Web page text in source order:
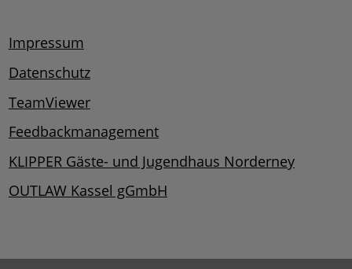
Impressum
Datenschutz
TeamViewer
Feedbackmanagement
KLIPPER Gäste- und Jugendhaus Norderney
OUTLAW Kassel gGmbH